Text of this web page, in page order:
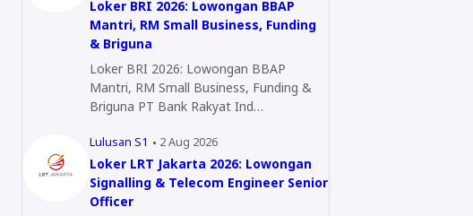
Loker BRI 2026: Lowongan BBAP
Mantri, RM Small Business, Funding
& Briguna
Loker BRI 2026: Lowongan BBAP
Mantri, RM Small Business, Funding &
Briguna PT Bank Rakyat Ind…
Lulusan S1 2 Aug 2026
Loker LRT Jakarta 2026: Lowongan
Signalling & Telecom Engineer Senior
Officer